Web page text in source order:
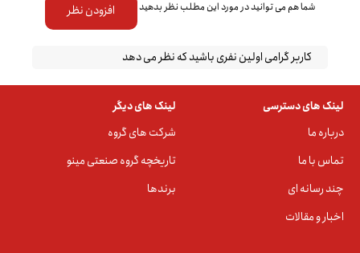
شما هم می توانید در مورد این مطلب نظر بدهید افزودن نظر
کاربر گرامی اولین نفری باشید که نظر می دهد
لینک های دسترسی
درباره ما
تماس با ما
چند رسانه ای
اخبار و مقالات
لینک های دیگر
شرکت های گروه
تاریخچه گروه صنعتی مینو
برندها